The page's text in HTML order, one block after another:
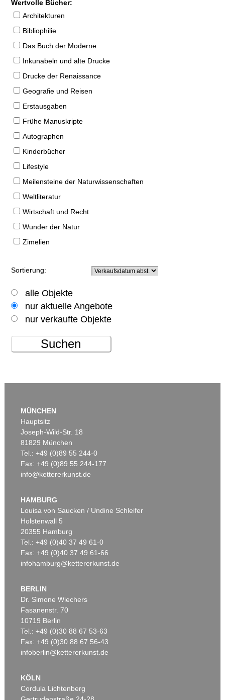
Wertvolle Bücher:
Architekturen
Bibliophilie
Das Buch der Moderne
Inkunabeln und alte Drucke
Drucke der Renaissance
Geografie und Reisen
Erstausgaben
Frühe Manuskripte
Autographen
Kinderbücher
Lifestyle
Meilensteine der Naturwissenschaften
Weltliteratur
Wirtschaft und Recht
Wunder der Natur
Zimelien
Sortierung:
alle Objekte
nur aktuelle Angebote
nur verkaufte Objekte
Suchen
MÜNCHEN
Hauptsitz
Joseph-Wild-Str. 18
81829 München
Tel.: +49 (0)89 55 244-0
Fax: +49 (0)89 55 244-177
info@kettererkunst.de
HAMBURG
Louisa von Saucken / Undine Schleifer
Holstenwall 5
20355 Hamburg
Tel.: +49 (0)40 37 49 61-0
Fax: +49 (0)40 37 49 61-66
infohamburg@kettererkunst.de
BERLIN
Dr. Simone Wiechers
Fasanenstr. 70
10719 Berlin
Tel.: +49 (0)30 88 67 53-63
Fax: +49 (0)30 88 67 56-43
infoberlin@kettererkunst.de
KÖLN
Cordula Lichtenberg